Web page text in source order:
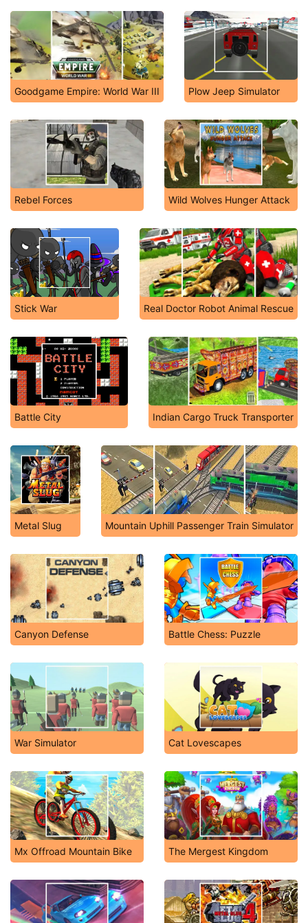
Goodgame Empire: World War III Plow Jeep Simulator
Rebel Forces Wild Wolves Hunger Attack
Stick War Real Doctor Robot Animal Rescue
Battle City Indian Cargo Truck Transporter
Metal Slug Mountain Uphill Passenger Train Simulator
Canyon Defense Battle Chess: Puzzle
War Simulator Cat Lovescapes
Mx Offroad Mountain Bike The Mergest Kingdom